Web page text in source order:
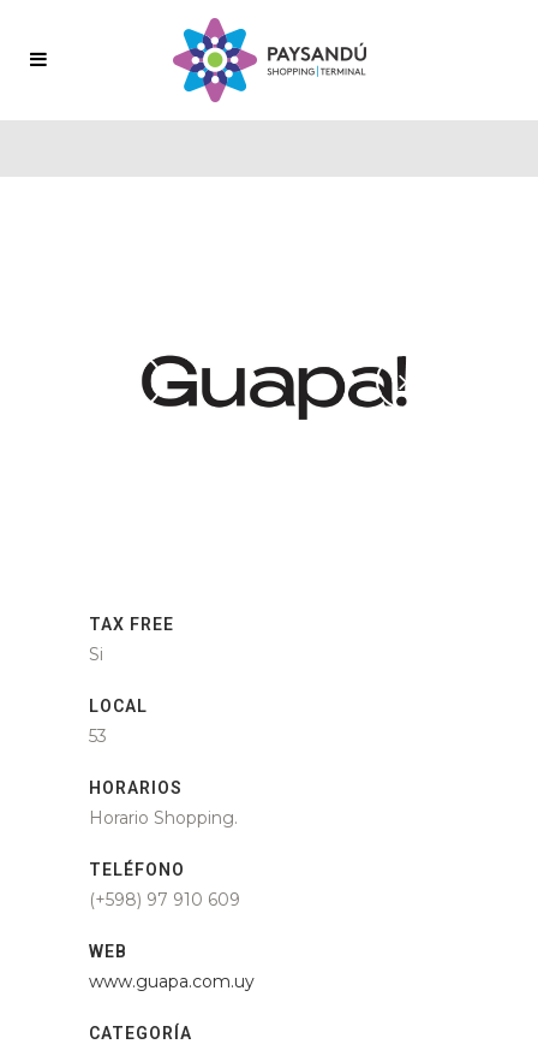
TAX FREE
Si
LOCAL
53
HORARIOS
Horario Shopping.
TELÉFONO
(+598) 97 910 609
WEB
www.guapa.com.uy
CATEGORÍA